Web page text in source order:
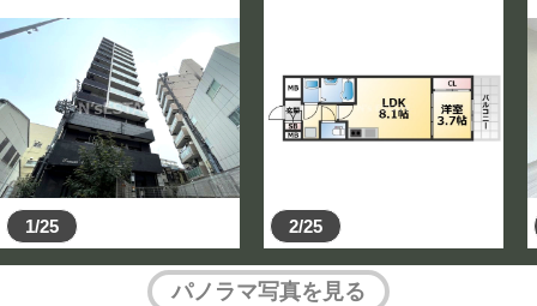
1/25 2/25
パノラマ写真を見る